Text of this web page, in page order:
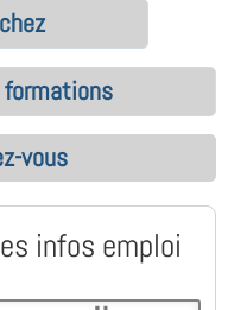
vous
infos emploi